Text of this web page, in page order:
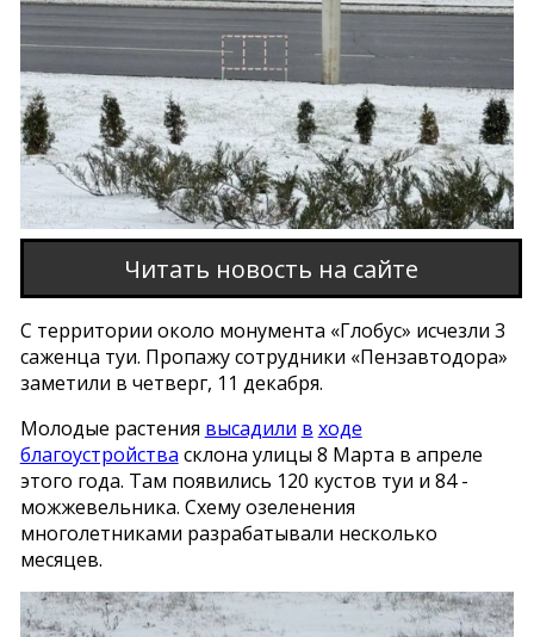
Читать новость на сайте
С территории около монумента «Глобус» исчезли 3
саженца туи. Пропажу сотрудники «Пензавтодора»
заметили в четверг, 11 декабря.
Молодые растения высадили в ходе
благоустройства склона улицы 8 Марта в апреле
этого года. Там появились 120 кустов туи и 84 -
можжевельника. Схему озеленения
многолетниками разрабатывали несколько
месяцев.